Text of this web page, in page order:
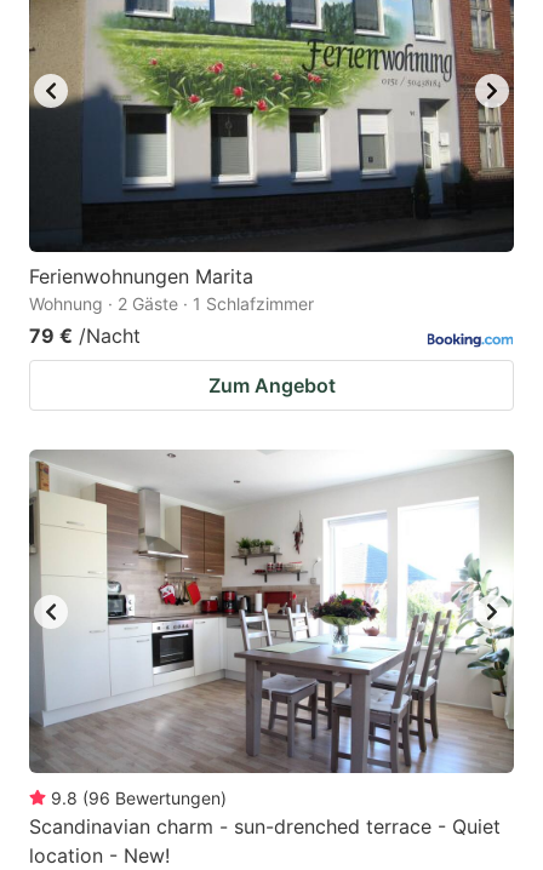
Ferienwohnungen Marita
Wohnung · 2 Gäste · 1 Schlafzimmer
79 € /Nacht
Zum Angebot
9.8 (96 Bewertungen)
Scandinavian charm - sun-drenched terrace - Quiet
location - New!